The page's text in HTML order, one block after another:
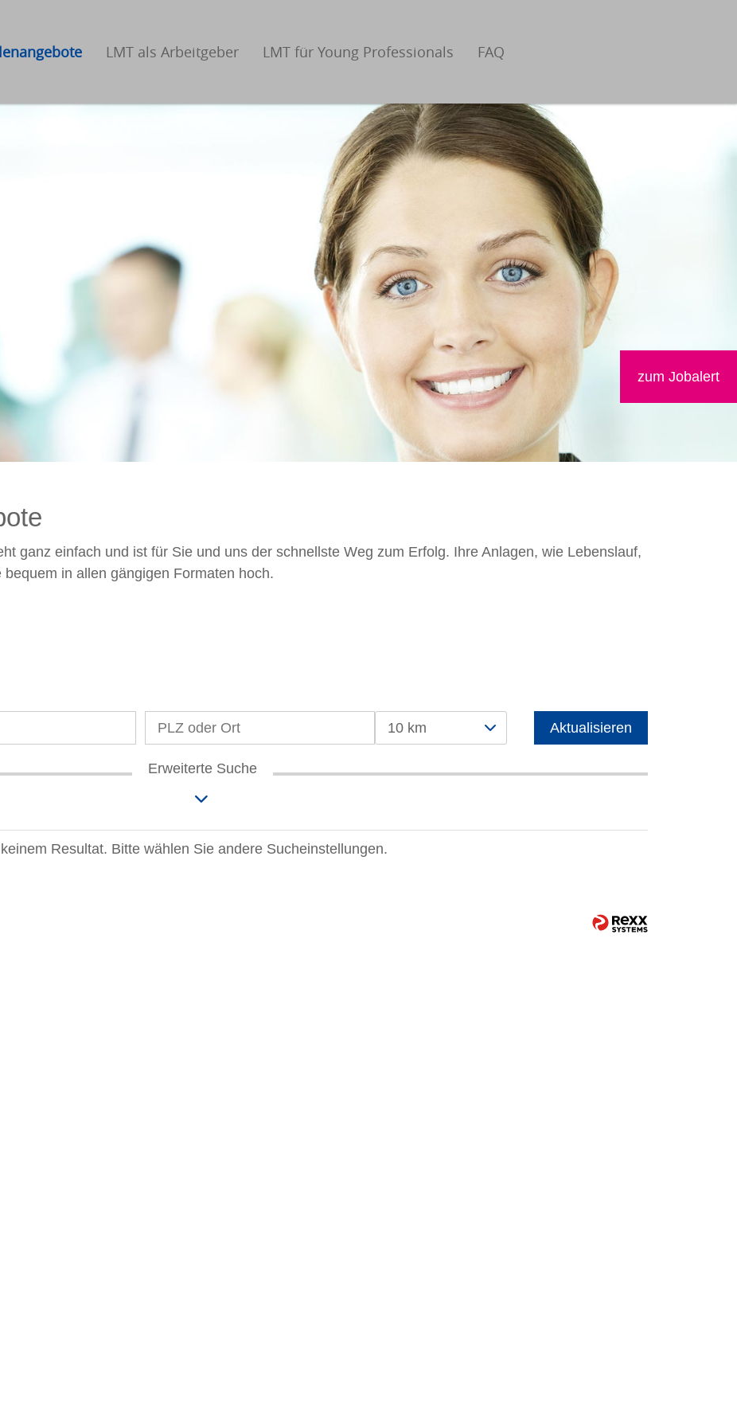
LMT als Arbeitgeber LMT für Young Professionals FAQ
ganz einfach und ist für Sie und uns der schnellste Weg zum Erfolg. Ihre Anlagen, wie Lebenslauf,
in allen gängigen Formaten hoch.
10 km Aktualisieren
Erweiterte Suche
Resultat. Bitte wählen Sie andere Sucheinstellungen.
zum Jobalert